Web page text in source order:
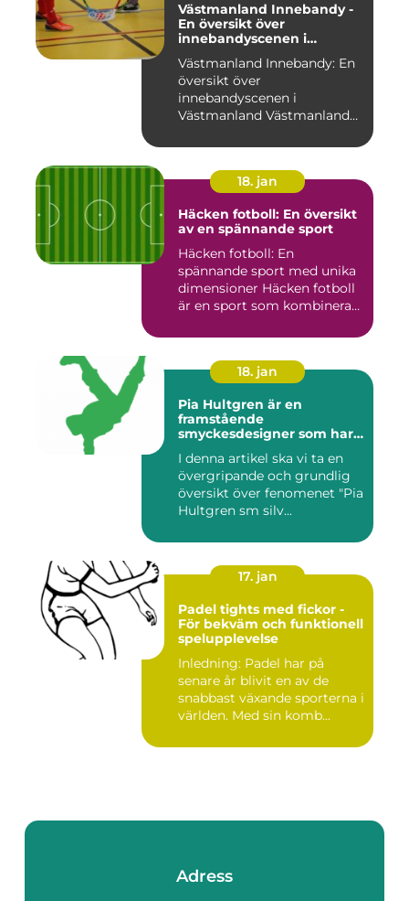
Västmanland Innebandy -
En översikt över
innebandyscenen i
Västmanland Innebandy: En
översikt över
innebandyscenen i
Västmanland Västmanland
18. jan
Häcken fotboll: En översikt
av en spännande sport
Häcken fotboll: En
spännande sport med unika
dimensioner Häcken fotboll
är en sport som kombinerar
18. jan
Pia Hultgren är en
framstående
smyckesdesigner som har
unika och vackra smycken i
silver
I denna artikel ska vi ta en
övergripande och grundlig
översikt över fenomenet "Pia
Hultgren sm silv...
17. jan
Padel tights med fickor -
För bekväm och funktionell
spelupplevelse
Inledning: Padel har på
senare år blivit en av de
snabbast växande sporterna i
världen. Med sin komb...
Adress